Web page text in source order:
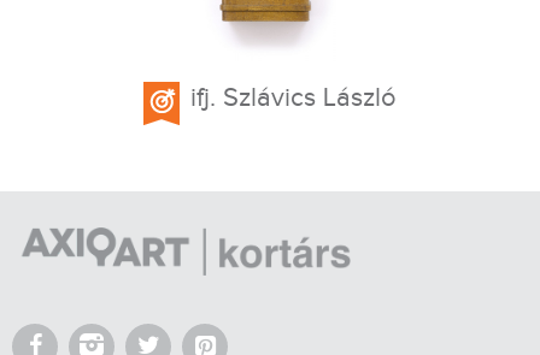
ifj. Szlávics László